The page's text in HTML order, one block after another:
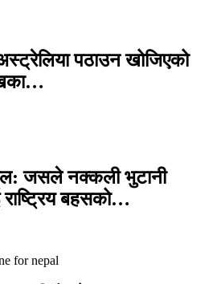
पठाउन खोजिएको
जसले नक्कली भुटानी
राष्ट्रिय बहसको…